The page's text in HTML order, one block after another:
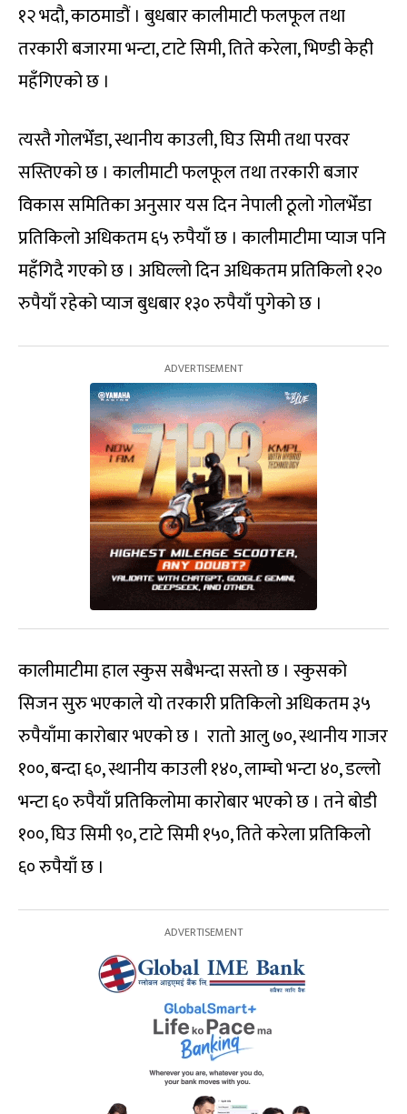
१२ भदौ, काठमाडौं । बुधबार कालीमाटी फलफूल तथा
तरकारी बजारमा भन्टा, टाटे सिमी, तिते करेला, भिण्डी केही
महँगिएको छ ।
त्यस्तै गोलभेँडा, स्थानीय काउली, घिउ सिमी तथा परवर
सस्तिएको छ । कालीमाटी फलफूल तथा तरकारी बजार
विकास समितिका अनुसार यस दिन नेपाली ठूलो गोलभेँडा
प्रतिकिलो अधिकतम ६५ रुपैयाँ छ । कालीमाटीमा प्याज पनि
महँगिदै गएको छ । अघिल्लो दिन अधिकतम प्रतिकिलो १२०
रुपैयाँ रहेको प्याज बुधबार १३० रुपैयाँ पुगेको छ ।
कालीमाटीमा हाल स्कुस सबैभन्दा सस्तो छ । स्कुसको
सिजन सुरु भएकाले यो तरकारी प्रतिकिलो अधिकतम ३५
रुपैयाँमा कारोबार भएको छ । रातो आलु ७०, स्थानीय गाजर
१००, बन्दा ६०, स्थानीय काउली १४०, लाम्चो भन्टा ४०, डल्लो
भन्टा ६० रुपैयाँ प्रतिकिलोमा कारोबार भएको छ । तने बोडी
१००, घिउ सिमी ९०, टाटे सिमी १५०, तिते करेला प्रतिकिलो
६० रुपैयाँ छ ।